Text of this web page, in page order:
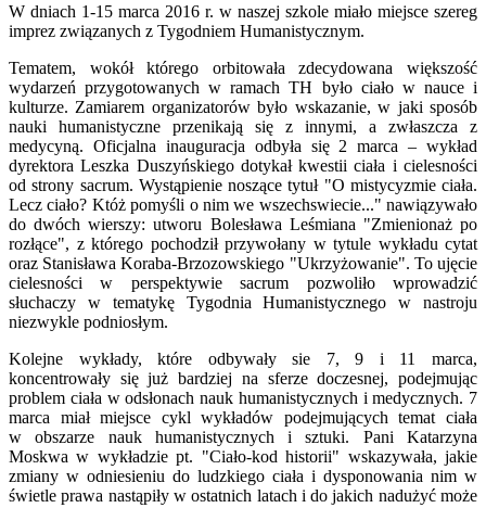
W dniach 1-15 marca 2016 r. w naszej szkole miało miejsce szereg
imprez związanych z Tygodniem Humanistycznym.
Tematem, wokół którego orbitowała zdecydowana większość
wydarzeń przygotowanych w ramach TH było ciało w nauce i
kulturze. Zamiarem organizatorów było wskazanie, w jaki sposób
nauki humanistyczne przenikają się z innymi, a zwłaszcza z
medycyną. Oficjalna inauguracja odbyła się 2 marca – wykład
dyrektora Leszka Duszyńskiego dotykał kwestii ciała i cielesności
od strony sacrum. Wystąpienie noszące tytuł "O mistycyzmie ciała.
Lecz ciało? Któż pomyśli o nim we wszechswiecie..." nawiązywało
do dwóch wierszy: utworu Bolesława Leśmiana "Zmienionaż po
rozłące", z którego pochodził przywołany w tytule wykładu cytat
oraz Stanisława Koraba-Brzozowskiego "Ukrzyżowanie". To ujęcie
cielesności w perspektywie sacrum pozwoliło wprowadzić
słuchaczy w tematykę Tygodnia Humanistycznego w nastroju
niezwykle podniosłym.
Kolejne wykłady, które odbywały sie 7, 9 i 11 marca,
koncentrowały się już bardziej na sferze doczesnej, podejmując
problem ciała w odsłonach nauk humanistycznych i medycznych. 7
marca miał miejsce cykl wykładów podejmujących temat ciała
w obszarze nauk humanistycznych i sztuki. Pani Katarzyna
Moskwa w wykładzie pt. "Ciało-kod historii" wskazywała, jakie
zmiany w odniesieniu do ludzkiego ciała i dysponowania nim w
świetle prawa nastąpiły w ostatnich latach i do jakich nadużyć może